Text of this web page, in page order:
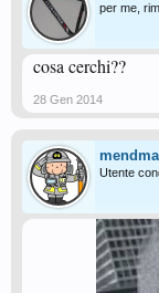
per me,
cosa cerchi??
28 Gen 2014
Utente